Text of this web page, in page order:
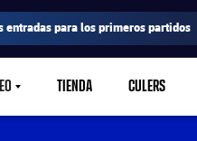
entradas para los primeros partidos
TIENDA CULERS